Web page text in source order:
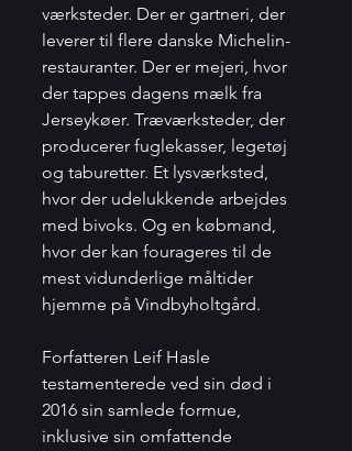
værksteder. Der er gartneri, der
leverer til flere danske Michelin-
restauranter. Der er mejeri, hvor
der tappes dagens mælk fra
Jerseykøer. Træværksteder, der
producerer fuglekasser, legetøj
og taburetter. Et lysværksted,
hvor der udelukkende arbejdes
med bivoks. Og en købmand,
hvor der kan fourageres til de
mest vidunderlige måltider
hjemme på Vindbyholtgård.
Forfatteren Leif Hasle
testamenterede ved sin død i
2016 sin samlede formue,
inklusive sin omfattende